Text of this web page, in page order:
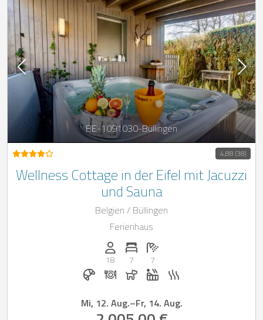
BE-1091030-Büllingen
4,88 (38)
Wellness Cottage in der Eifel mit Jacuzzi
und Sauna
Belgien / Büllingen
Ferienhaus
Anzahl der Personen: 18
18
Anzahl der Schlafzimmer: 7
7
Anzahl der Badezimmer: 7
7
Frühstück bei Casapilot buchbar
Abendessen auf Anfrage
Hunde erlaubt
Whirlpool
Mi, 12. Aug.–Fr, 14. Aug.